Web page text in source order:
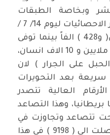
وبخاصة الطبقات
الكادحة والمتوسطة واخر الاحصائيات ليوم 14/ 7 /
2021 بلغت ( 185 ) مليون( و428 ) الفاً بينما توفى
نتيجة هذا الوباء حوالي 4 ملايين و 10 الاف انسان،
على الجرار ) لان
سريعة بعد التحويرات
العالية تتصدر
وهذا التصاعد
تتصاعد وتجاوزت في
البعض الثمانية آلاف ووصلت الى ( 9198 ) في هذا